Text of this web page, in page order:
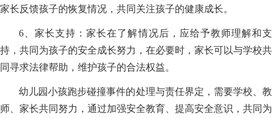
家长反馈孩子的恢复情况，共同关注孩子的健康成长。
6、家长支持：家长在了解情况后，应给予教师理解和支
持，共同为孩子的安全成长努力，在必要时，家长可以与学校共
同寻求法律帮助，维护孩子的合法权益。
幼儿园小孩跑步碰撞事件的处理与责任界定，需要学校、教
师、家长共同努力，通过加强安全教育、提高安全意识，共同为